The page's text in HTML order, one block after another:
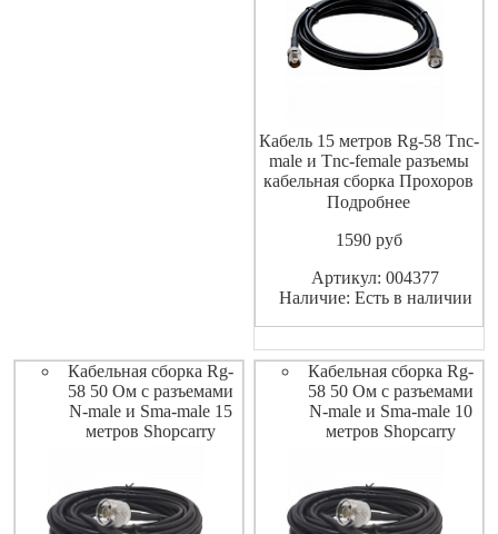
Кабель 15 метров Rg-58 Tnc-
male и Tnc-female разъемы
кабельная сборка Прохоров
Подробнее
1590pуб
Артикул: 004377
Наличие: Есть в наличии
Кабельная сборка Rg-
58 50 Ом с разъемами
N-male и Sma-male 15
метров Shopcarry
Кабельная сборка Rg-
58 50 Ом с разъемами
N-male и Sma-male 10
метров Shopcarry